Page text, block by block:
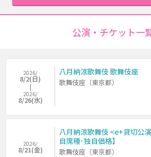
公演・チケット一
2026/
8/2(日)
2026/
8/26(水)
八月納涼歌舞伎 歌舞伎座
歌舞伎座（東京都）
2026/
8/21(金)
八月納涼歌舞伎 <e+貸切公
自席種･独自価格】
歌舞伎座（東京都）